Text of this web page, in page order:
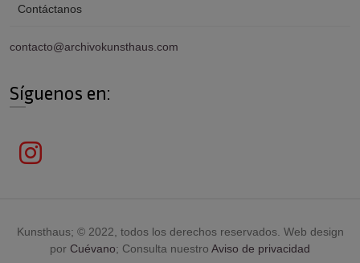
Contáctanos
contacto@archivokunsthaus.com
Síguenos en:
Kunsthaus; © 2022, todos los derechos reservados. Web design
por Cuévano; Consulta nuestro Aviso de privacidad